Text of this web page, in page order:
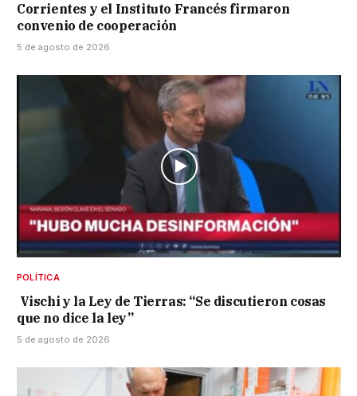
Corrientes y el Instituto Francés firmaron
convenio de cooperación
5 de agosto de 2026
POLÍTICA
Vischi y la Ley de Tierras: “Se discutieron cosas
que no dice la ley”
5 de agosto de 2026